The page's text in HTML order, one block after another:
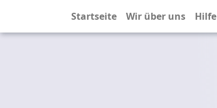
Startseite Wir über uns Hilfe